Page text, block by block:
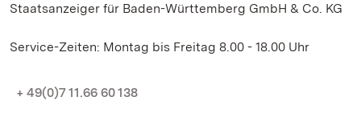
Staatsanzeiger für Baden-Württemberg GmbH & Co. KG
Service-Zeiten: Montag bis Freitag 8.00 - 18.00 Uhr
+ 49(0)7 11.66 60 138